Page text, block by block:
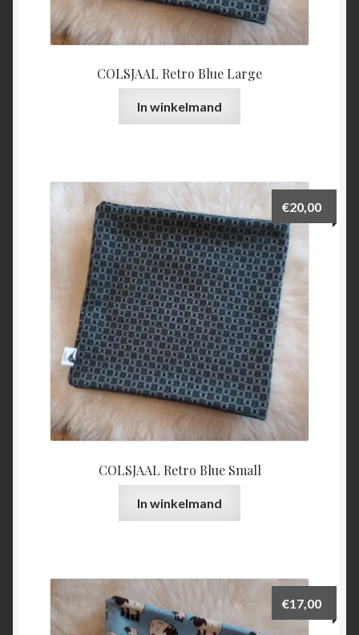
COLSJAAL Retro Blue Large
In winkelmand
COLSJAAL Retro Blue Small
€20,00
In winkelmand
€17,00